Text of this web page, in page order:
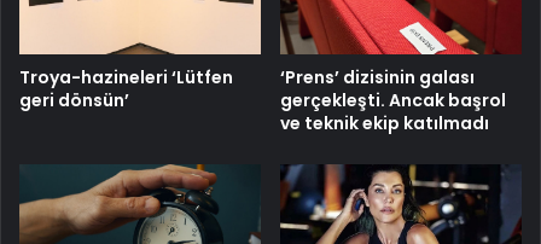
Troya-hazineleri ‘Lütfen
geri dönsün’
‘Prens’ dizisinin galası
gerçekleşti. Ancak başrol
ve teknik ekip katılmadı